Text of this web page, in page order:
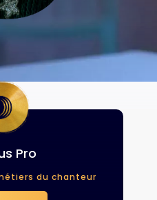
Pro
du chanteur